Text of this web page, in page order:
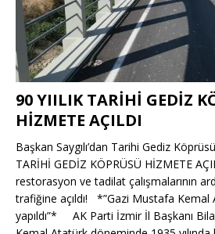
90 YIILIK TARİHİ GEDİZ
HİZMETE AÇILDI
Başkan Saygılı’dan Tarihi Gediz
TARİHİ GEDİZ KÖPRÜSÜ HİZMETE
restorasyon ve tadilat çalışmalarının
trafiğine açıldı! *”Gazi Mustafa
yapıldı”* AK Parti İzmir İl Başkanı